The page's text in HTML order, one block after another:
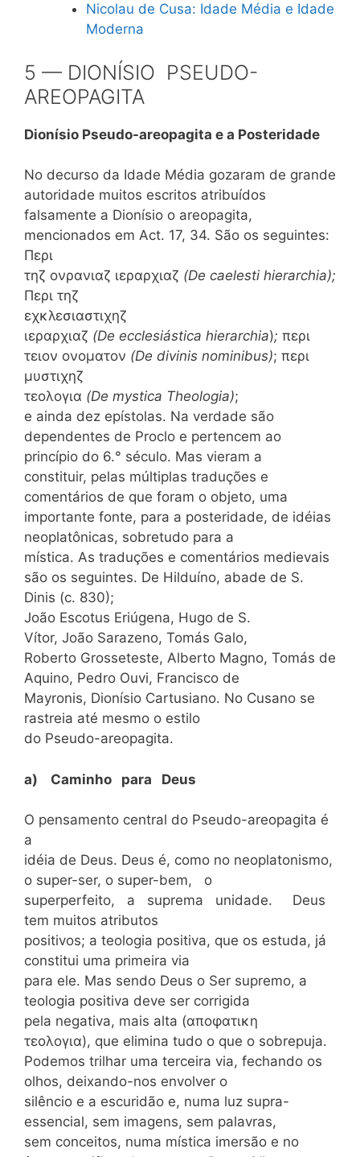
Nicolau de Cusa: Idade Média e Idade
Moderna
5 — DIONÍSIO PSEUDO-
AREOPAGITA
Dionísio Pseudo-areopagita e a Posteridade
No decurso da Idade Média gozaram de grande
autoridade muitos escritos atribuídos
falsamente a Dionísio o areopagita,
mencionados em Act. 17, 34. São os seguintes:
Περι
τηζ ονρανιαζ ιεραρχιαζ (De caelesti hierarchia);
Περι τηζ
εχκλεσιαστιχηζ
ιεραρχιαζ (De ecclesiástica hierarchia); περι
τειον ονοματον (De divinis nominibus); περι
μυστιχηζ
τεολογια (De mystica Theologia);
e ainda dez epístolas. Na verdade são
dependentes de Proclo e pertencem ao
princípio do 6.° século. Mas vieram a
constituir, pelas múltiplas traduções e
comentários de que foram o objeto, uma
importante fonte, para a posteridade, de idéias
neoplatônicas, sobretudo para a
mística. As traduções e comentários medievais
são os seguintes. De Hilduíno, abade de S.
Dinis (c. 830);
João Escotus Eriúgena, Hugo de S.
Vítor, João Sarazeno, Tomás Galo,
Roberto Grosseteste, Alberto Magno, Tomás de
Aquino, Pedro Ouvi, Francisco de
Mayronis, Dionísio Cartusiano. No Cusano se
rastreia até mesmo o estilo
do Pseudo-areopagita.
a) Caminho para Deus
O pensamento central do Pseudo-areopagita é
a
idéia de Deus. Deus é, como no neoplatonismo,
o super-ser, o super-bem, o
superperfeito, a suprema unidade. Deus
tem muitos atributos
positivos; a teologia positiva, que os estuda, já
constitui uma primeira via
para ele. Mas sendo Deus o Ser supremo, a
teologia positiva deve ser corrigida
pela negativa, mais alta (αποφατικη
τεολογια), que elimina tudo o que o sobrepuja.
Podemos trilhar uma terceira via, fechando os
olhos, deixando-nos envolver o
silêncio e a escuridão e, numa luz supra-
essencial, sem imagens, sem palavras,
sem conceitos, numa mística imersão e no